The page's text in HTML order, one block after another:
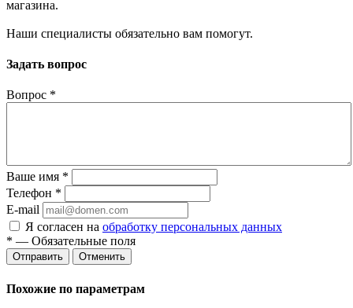
магазина.
Наши специалисты обязательно вам помогут.
Задать вопрос
Вопрос *
Ваше имя *
Телефон *
E-mail
Я согласен на обработку персональных данных
* — Обязательные поля
Отменить
Похожие по параметрам